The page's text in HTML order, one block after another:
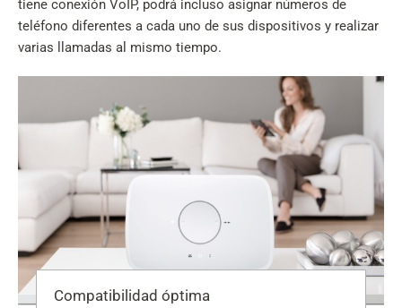
tiene conexión VoIP, podrá incluso asignar números de
teléfono diferentes a cada uno de sus dispositivos y realizar
varias llamadas al mismo tiempo.
Compatibilidad óptima